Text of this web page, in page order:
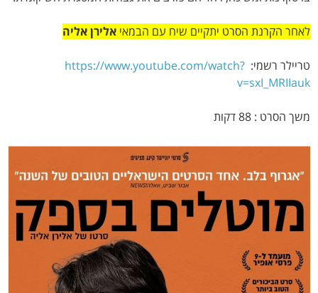
לאחר הקרנת הסרט יתקיים שיח עם הבמאיאלירן אליה
טריילר רשמי:https://www.youtube.com/watch?
v=sxI_MRIIauk
משך הסרט : 88 דקות